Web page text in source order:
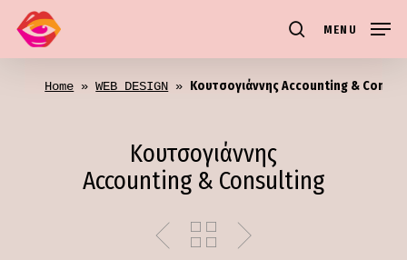
main
content
search
MENU
Home » WEB DESIGN » Κουτσογιάννης Accounting &
Κουτσογιάννης
Accounting & Consulting